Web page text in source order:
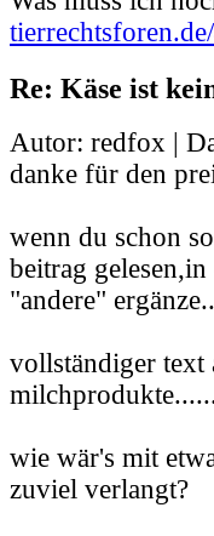
Re: Käse ist
Autor: redfox |
danke für den
wenn du schon
beitrag
"andere"
vollständiger text
wie wär's mit
zuviel verlangt?